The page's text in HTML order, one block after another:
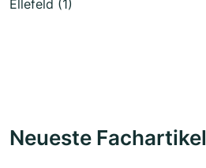
Ellefeld (1)
Neueste Fachartikel